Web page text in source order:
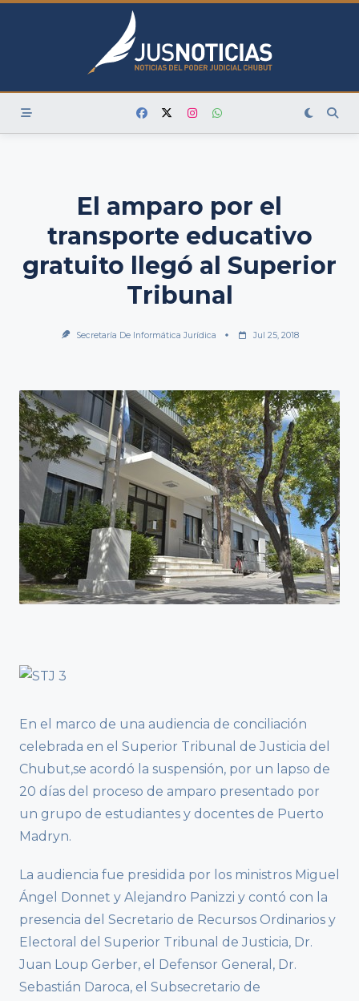
Skip
El amparo por el
transporte educativo
gratuito llegó al Superior
Tribunal
Secretaría De Informática Jurídica Jul 25, 2018
En el marco de una audiencia de conciliación
celebrada en el Superior Tribunal de Justicia del
Chubut,se acordó la suspensión, por un lapso de
20 días del proceso de amparo presentado por
un grupo de estudiantes y docentes de Puerto
Madryn.
La audiencia fue presidida por los ministros Miguel
Ángel Donnet y Alejandro Panizzi y contó con la
presencia del Secretario de Recursos Ordinarios y
Electoral del Superior Tribunal de Justicia, Dr.
Juan Loup Gerber, el Defensor General, Dr.
Sebastián Daroca, el Subsecretario de